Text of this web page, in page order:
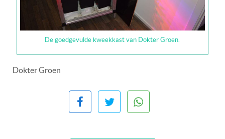
De goedgevulde kweekkast van Dokter Groen.
Dokter Groen